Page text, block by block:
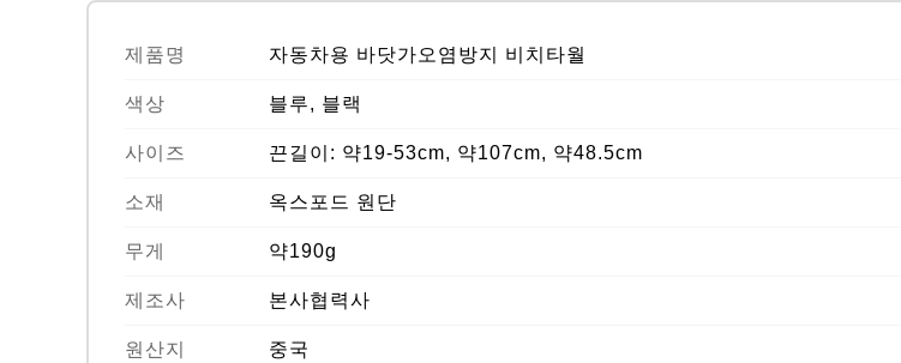
제품명 자동차용 바닷가오염방지 비치타월
색상 블루, 블랙
사이즈 끈길이: 약19-53cm, 약107cm, 약48.5cm
소재 옥스포드 원단
무게 약190g
제조사 본사협력사
원산지 중국